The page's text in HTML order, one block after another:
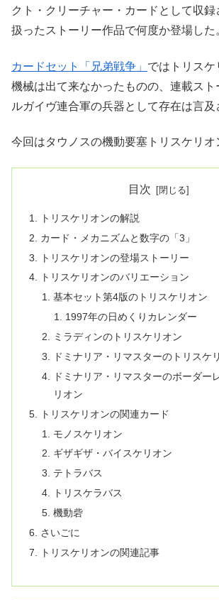
クト・クリーチャー・カードとして収
扱ったストーリー作品で何度か登場した
カードセット「兄弟戦争」 ではトリスケ
機械は出て来なかったものの、連載スト
ルガイヴ連合軍の兵器として存在は言及
今回はタウノスの機動要塞トリスケリオ
目次
トリスケリオンの解説
カード・メカニズムと数字の「3」
トリスケリオンの登場ストーリー
トリスケリオンのバリエーション
基本セット第4版のトリスケリオン
1997年の日めくりカレンダー
ミラディンのトリスケリオン
ドミナリア・リマスターのトリスケ
ドミナリア・リマスターのボーダー
リオン
トリスケリオンの関連カード
モノスケリオン
ギザギザ・バイスケリオン
テトラバス
トリスケラバス
機動砦
さいごに
トリスケリオンの関連記事